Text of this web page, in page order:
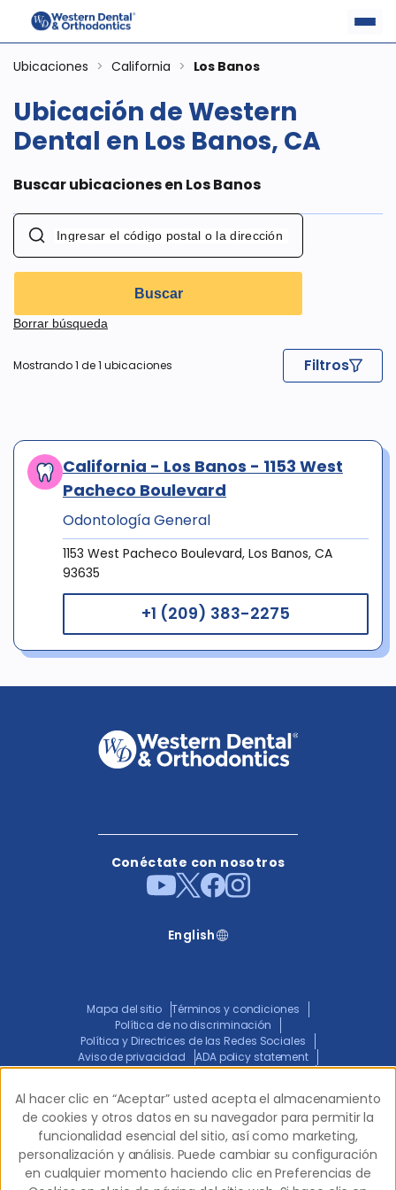
Ubicaciones > California > Los Banos
Ubicación de Western
Dental en Los Banos, CA
Buscar ubicaciones en Los Banos
Buscar
Borrar búsqueda
Mostrando 1 de 1 ubicaciones Filtros
California - Los Banos - 1153 West
Pacheco Boulevard
Odontología General
1153 West Pacheco Boulevard, Los Banos, CA
93635
+1 (209) 383-2275
Conéctate con nosotros
English
Mapa del sitio
Términos y condiciones
Política de no discriminación
Política y Directrices de las Redes Sociales
Aviso de privacidad
ADA policy statement
Aviso Conjunto de Prácticas de Privacidad
© 2026 Western Dental.Todos los derechos
reservados.
Al hacer clic en “Aceptar” usted acepta el almacenamiento
de cookies y otros datos en su navegador para permitir la
funcionalidad esencial del sitio, así como marketing,
personalización y análisis. Puede cambiar su configuración
en cualquier momento haciendo clic en Preferencias de
Al hacer clic en “Aceptar” usted acepta el almacenamiento
de cookies y otros datos en su navegador para permitir la
funcionalidad esencial del sitio, así como marketing,
personalización y análisis. Puede cambiar su configuración
en cualquier momento haciendo clic en Preferencias de